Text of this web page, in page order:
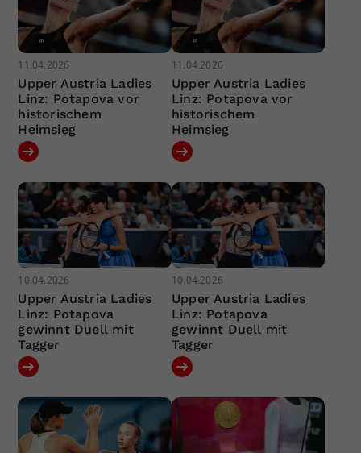
11.04.2026
Upper Austria Ladies
Linz: Potapova vor
historischem
Heimsieg
11.04.2026
Upper Austria Ladies
Linz: Potapova vor
historischem
Heimsieg
10.04.2026
Upper Austria Ladies
Linz: Potapova
gewinnt Duell mit
Tagger
10.04.2026
Upper Austria Ladies
Linz: Potapova
gewinnt Duell mit
Tagger